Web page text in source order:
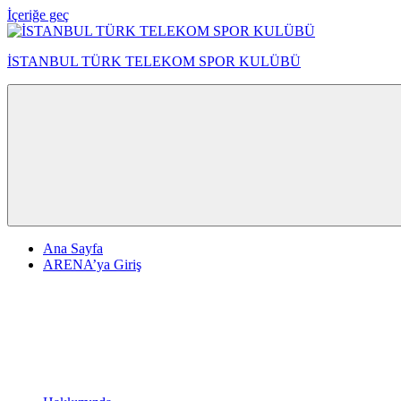
İçeriğe geç
İSTANBUL TÜRK TELEKOM SPOR KULÜBÜ
Ana Sayfa
ARENA’ya Giriş